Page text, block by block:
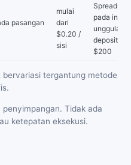
pasangan
mulai
dari
$0.20 /
sisi
Spread
pada
unggulan
deposit
$200
tergantung metode
Tidak ada
ketepatan eksekusi.